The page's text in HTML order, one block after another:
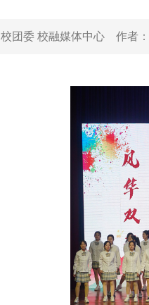
校团委 校融媒体中心 作者：